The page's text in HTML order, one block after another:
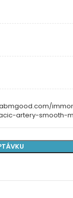
artery-smooth-